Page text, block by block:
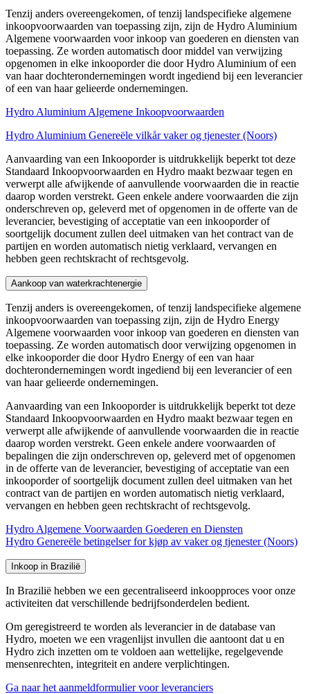
Tenzij anders overeengekomen, of tenzij landspecifieke algemene
inkoopvoorwaarden van toepassing zijn, zijn de Hydro Aluminium
Algemene voorwaarden voor inkoop van goederen en diensten van
toepassing. Ze worden automatisch door middel van verwijzing
opgenomen in elke inkooporder die door Hydro Aluminium of een
van haar dochterondernemingen wordt ingediend bij een leverancier
of een van haar gelieerde ondernemingen.
Hydro Aluminium Algemene Inkoopvoorwaarden
Hydro Aluminium Genereële vilkår vaker og tjenester (Noors)
Aanvaarding van een Inkooporder is uitdrukkelijk beperkt tot deze
Standaard Inkoopvoorwaarden en Hydro maakt bezwaar tegen en
verwerpt alle afwijkende of aanvullende voorwaarden die in reactie
daarop worden verstrekt. Geen enkele andere voorwaarden die zijn
onderschreven op, geleverd met of opgenomen in de offerte van de
leverancier, bevestiging of acceptatie van een inkooporder of
soortgelijk document zullen deel uitmaken van het contract van de
partijen en worden automatisch nietig verklaard, vervangen en
hebben geen rechtskracht of rechtsgevolg.
Aankoop van waterkrachtenergie
Tenzij anders is overeengekomen, of tenzij landspecifieke algemene
inkoopvoorwaarden van toepassing zijn, zijn de Hydro Energy
Algemene voorwaarden voor inkoop van goederen en diensten van
toepassing. Ze worden automatisch door verwijzing opgenomen in
elke inkooporder die door Hydro Energy of een van haar
dochterondernemingen wordt ingediend bij een leverancier of een
van haar gelieerde ondernemingen.
Aanvaarding van een Inkooporder is uitdrukkelijk beperkt tot deze
Standaard Inkoopvoorwaarden en Hydro maakt bezwaar tegen en
verwerpt alle afwijkende of aanvullende voorwaarden die in reactie
daarop worden verstrekt. Geen enkele andere voorwaarden of
bepalingen die zijn onderschreven op, geleverd met of opgenomen
in de offerte van de leverancier, bevestiging of acceptatie van een
inkooporder of soortgelijk document zullen deel uitmaken van het
contract van de partijen en worden automatisch nietig verklaard,
vervangen en hebben geen rechtskracht of rechtsgevolg.
Hydro Algemene Voorwaarden Goederen en Diensten
Hydro Genereële betingelser for kjøp av vaker og tjenester (Noors)
Inkoop in Brazilië
In Brazilië hebben we een gecentraliseerd inkoopproces voor onze
activiteiten dat verschillende bedrijfsonderdelen bedient.
Om geregistreerd te worden als leverancier in de database van
Hydro, moeten we een vragenlijst invullen die aantoont dat u en
Hydro zich inzetten om te voldoen aan wettelijke, regelgevende
mensenrechten, integriteit en andere verplichtingen.
Ga naar het aanmeldformulier voor leveranciers